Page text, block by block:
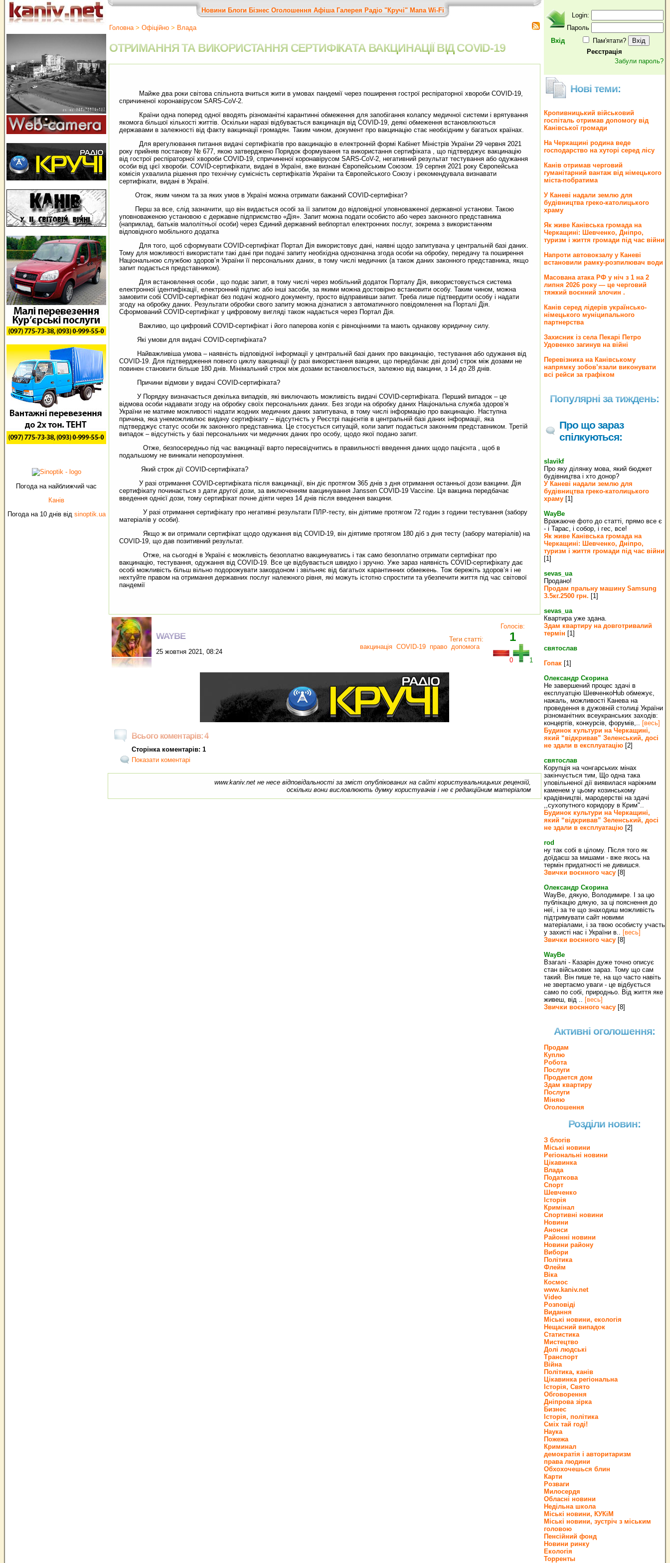
Погода на найближчий час
Канів
Погода на 10 днів від sinoptik.ua
Новини Блоги Бізнес Оголошення Афіша Галерея Радіо "Кручі" Мапа Wi-Fi
Головна> Офіційно > Влада
ОТРИМАННЯ ТА ВИКОРИСТАННЯ СЕРТИФІКАТА ВАКЦИНАЦІЇ ВІД COVID-19
Майже два роки світова спільнота вчиться жити в умовах пандемії через поширення гострої респіраторної хвороби COVID-19,
спричиненої коронавірусом SARS-CoV-2.
Країни одна поперед одної вводять різноманітні карантинні обмеження для запобігання колапсу медичної системи і врятування
якомога більшої кількості життів. Оскільки наразі відбувається вакцинація від COVID-19, деякі обмеження встановлюються
державами в залежності від факту вакцинації громадян. Таким чином, документ про вакцинацію стає необхідним у багатьох країнах.
Для врегулювання питання видачі сертифікатів про вакцинацію в електронній формі Кабінет Міністрів України 29 червня 2021
року прийняв постанову № 677, якою затверджено Порядок формування та використання сертифіката , що підтверджує вакцинацію
від гострої респіраторної хвороби COVID-19, спричиненої коронавірусом SARS-CoV-2, негативний результат тестування або одужання
особи від цієї хвороби. COVID-сертифікати, видані в Україні, вже визнані Європейським Союзом. 19 серпня 2021 року Європейська
комісія ухвалила рішення про технічну сумісність сертифікатів України та Європейського Союзу і рекомендувала визнавати
сертифікати, видані в Україні.
Отож, яким чином та за яких умов в Україні можна отримати бажаний COVID-сертифікат?
Перш за все, слід зазначити, що він видається особі за її запитом до відповідної уповноваженої державної установи. Такою
уповноваженою установою є державне підприємство «Дія». Запит можна подати особисто або через законного представника
(наприклад, батьків малолітньої особи) через Єдиний державний вебпортал електронних послуг, зокрема з використанням
відповідного мобільного додатка
Для того, щоб сформувати COVID-сертифікат Портал Дія використовує дані, наявні щодо запитувача у центральній базі даних.
Тому для можливості використати такі дані при подачі запиту необхідна однозначна згода особи на обробку, передачу та поширення
Національною службою здоров’я України її персональних даних, в тому числі медичних (а також даних законного представника, якщо
запит подається представником).
Для встановлення особи , що подає запит, в тому числі через мобільний додаток Порталу Дія, використовується система
електронної ідентифікації, електронний підпис або інші засоби, за якими можна достовірно встановити особу. Таким чином, можна
замовити собі COVID-сертифікат без подачі жодного документу, просто відправивши запит. Треба лише підтвердити особу і надати
згоду на обробку даних. Результати обробки свого запиту можна дізнатися з автоматичного повідомлення на Порталі Дія.
Сформований COVID-сертифікат у цифровому вигляді також надається через Портал Дія.
Важливо, що цифровий COVID-сертифікат і його паперова копія є рівноцінними та мають однакову юридичну силу.
Які умови для видачі COVID-сертифіката?
Найважливіша умова – наявність відповідної інформації у центральній базі даних про вакцинацію, тестування або одужання від
COVID-19. Для підтвердження повного циклу вакцинації (у разі використання вакцини, що передбачає дві дози) строк між дозами не
повинен становити більше 180 днів. Мінімальний строк між дозами встановлюється, залежно від вакцини, з 14 до 28 днів.
Причини відмови у видачі COVID-сертифіката?
У Порядку визначається декілька випадків, які виключають можливість видачі COVID-сертифіката. Перший випадок – це
відмова особи надавати згоду на обробку своїх персональних даних. Без згоди на обробку даних Національна служба здоров’я
України не матиме можливості надати жодних медичних даних запитувача, в тому числі інформацію про вакцинацію. Наступна
причина, яка унеможливлює видачу сертифікату – відсутність у Реєстрі пацієнтів в центральній базі даних інформації, яка
підтверджує статус особи як законного представника. Це стосується ситуацій, коли запит подається законним представником. Третій
випадок – відсутність у базі персональних чи медичних даних про особу, щодо якої подано запит.
Отже, безпосередньо під час вакцинації варто пересвідчитись в правильності введення даних щодо пацієнта , щоб в
подальшому не виникали непорозуміння.
Який строк дії COVID-сертифіката?
У разі отримання COVID-сертифіката після вакцинації, він діє протягом 365 днів з дня отримання останньої дози вакцини. Дія
сертифікату починається з дати другої дози, за виключенням вакцинування Janssen COVID-19 Vaccine. Ця вакцина передбачає
введення однієї дози, тому сертифікат почне діяти через 14 днів після введення вакцини.
У разі отримання сертифікату про негативні результати ПЛР-тесту, він діятиме протягом 72 годин з години тестування (забору
матеріалів у особи).
Якщо ж ви отримали сертифікат щодо одужання від COVID-19, він діятиме протягом 180 діб з дня тесту (забору матеріалів) на
COVID-19, що дав позитивний результат.
Отже, на сьогодні в Україні є можливість безоплатно вакцинуватись і так само безоплатно отримати сертифікат про
вакцинацію, тестування, одужання від COVID-19. Все це відбувається швидко і зручно. Уже зараз наявність COVID-сертифікату дає
особі можливість більш вільно подорожувати закордоном і звільняє від багатьох карантинних обмежень. Тож бережіть здоров’я і не
нехтуйте правом на отримання державних послуг належного рівня, які можуть істотно спростити та убезпечити життя під час світової
пандемії
WAYBE
25 жовтня 2021, 08:24
Теги статті:
вакцинація COVID-19 право допомога
Голосів:
1
0 1
Всього коментарів: 4
Сторінка коментарів: 1
Показати коментарі
www.kaniv.net не несе відповідальності за зміст опублікованих на сайті користувальницьких рецензій,
оскільки вони висловлюють думку користувачів і не є редакційним матеріалом
Вхід
Login:
Пароль
Пам'ятати?
Реєстрація
Забули пароль?
Нові теми:
Кропивницький військовий
госпіталь отримав допомогу від
Канівської громади
На Черкащині родина веде
господарство на хуторі серед лісу
Канів отримав черговий
гуманітарний вантаж від німецького
міста-побратима
У Каневі надали землю для
будівництва греко‐католицького
храму
Як живе Канівська громада на
Черкащині: Шевченко, Дніпро,
туризм і життя громади під час війни
Напроти автовокзалу у Каневі
встановили рамку-розпилювач води
Масована атака РФ у ніч з 1 на 2
липня 2026 року — це черговий
тяжкий воєнний злочин .
Канів серед лідерів українсько-
німецького муніципального
партнерства
Захисник із села Пекарі Петро
Удовенко загинув на війні
Перевізника на Канівському
напрямку зобов’язали виконувати
всі рейси за графіком
Популярні за тиждень:
Про що зараз
спілкуються:
slavikf
Про яку ділянку мова, який бюджет
будівництва і хто донор?
У Каневі надали землю для
будівництва греко‐католицького
храму [1]
WayBe
Вражаюче фото до статті, прямо все є
- і Тарас, і собор, і гес, все!
Як живе Канівська громада на
Черкащині: Шевченко, Дніпро,
туризм і життя громади під час війни
[1]
sevas_ua
Продано!
Продам пральну машину Samsung
3.5кг.2500 грн. [1]
sevas_ua
Квартира уже здана.
Здам квартиру на довготривалий
термін [1]
святослав
Гопак [1]
Олександр Скорина
Не завершений процес здачі в
експлуатцію ШевченкоHub обмежує,
нажаль, можливості Канева на
проведення в дужовній столиці України
різноманітних всеукранських заходів:
концертів, конкурсів, форумів,.. [весь]
Будинок культури на Черкащині,
який “відкривав” Зеленський, досі
не здали в експлуатацію [2]
святослав
Корупція на чонгарських мінах
закінчується тим, Що одна така
уповільненої дії виявилася наріжним
каменем у цьому козинському
крадівництві, мародерстві на здачі
,,сухопутного коридору в Крим"..
Будинок культури на Черкащині,
який “відкривав” Зеленський, досі
не здали в експлуатацію [2]
rod
ну так собі в цілому. Після того як
доїдаєш за мишами - вже якось на
термін придатності не дивишся.
Звички воєнного часу [8]
Олександр Скорина
WayBe, дякую, Володимире. І за цю
публікацію дякую, за ці пояснення до
неї, і за те що знаходиш можливість
підтримувати сайт новими
матеріалами, і за твою особисту участь
у захисті нас і України в.. [весь]
Звички воєнного часу [8]
WayBe
Взагалі - Казарін дуже точно описує
стан військових зараз. Тому що сам
такий. Він пише те, на що часто навіть
не звертаємо уваги - це відбується
само по собі, природньо. Від життя яке
живеш, від .. [весь]
Звички воєнного часу [8]
Активні оголошення:
Продам
Куплю
Робота
Послуги
Продается дом
Здам квартиру
Послуги
Міняю
Оголошення
Розділи новин:
З блогів
Міські новини
Регіональні новини
Цікавинка
Влада
Податкова
Спорт
Шевченко
Історія
Кримінал
Спортивні новини
Новини
Анонси
Районні новини
Новини району
Вибори
Політика
Флейм
Віка
Космос
www.kaniv.net
Video
Розповіді
Видання
Міські новини, екологія
Нещасний випадок
Статистика
Мистецтво
Долі людські
Транспорт
Війна
Політика, канів
Цікавинка регіональна
Історія, Свято
Обговорення
Дніпрова зірка
Бизнес
Історія, політика
Сміх тай годі!
Наука
Пожежа
Криминал
демократія і авторитаризм
права людини
Обхохочешься блин
Карти
Розваги
Милосердя
Обласні новини
Недільна школа
Міські новини, КУКіМ
Міські новини, зустріч з міським
головою
Пенсійний фонд
Новини ринку
Екологія
Торренты